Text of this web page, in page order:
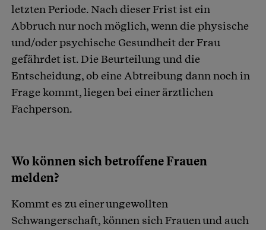
letzten Periode. Nach dieser Frist ist ein
Abbruch nur noch möglich, wenn die physische
und/oder psychische Gesundheit der Frau
gefährdet ist. Die Beurteilung und die
Entscheidung, ob eine Abtreibung dann noch in
Frage kommt, liegen bei einer ärztlichen
Fachperson.
Wo können sich betroffene Frauen
melden?
Kommt es zu einer ungewollten
Schwangerschaft, können sich Frauen und auch